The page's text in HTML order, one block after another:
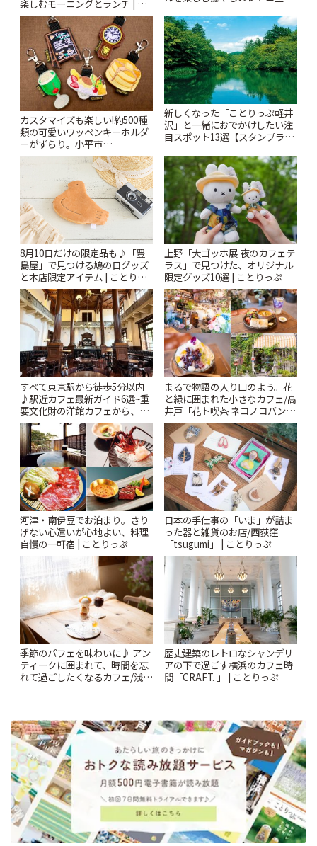
楽しむモーニングとランチ | こ
とりっぷ
カスタマイズも楽しい!約500種
類の可愛いワッペンキーホルダ
ーがずらり。小平市
「Kimamaya T&K」 | ことりっ
ぷ
新しくなった「ことりっぷ軽井
沢」と一緒におでかけしたい注
目スポット13選【スタンプラリ
8月10日だけの限定品も♪「豊
島屋」で見つける鳩の日グッズ
と本店限定アイテム | ことりっ
ぷ
上野「大ゴッホ展 夜のカフェテ
ラス」で見つけた、オリジナル
限定グッズ10選 | ことりっぷ
すべて東京駅から徒歩5分以内
♪駅近カフェ最新ガイド6選~重
要文化財の洋館カフェから、改
札すぐのレトロ喫茶まで~ | こと
りっぷ
まるで物語の入り口のよう。花
と緑に囲まれた小さなカフェ/高
井戸「花ト喫茶 ネコノコバン」
| ことりっぷ
河津・南伊豆でお泊まり。さり
げない心遣いが心地よい、料理
自慢の一軒宿 | ことりっぷ
日本の手仕事の「いま」が詰ま
った器と雑貨のお店/西荻窪
「tsugumi」 | ことりっぷ
季節のパフェを味わいに♪ アン
ティークに囲まれて、時間を忘
れて過ごしたくなるカフェ/浅草
歴史建築のレトロなシャンデリ
アの下で過ごす横浜のカフェ時
間「CRAFT. 」 | ことりっぷ